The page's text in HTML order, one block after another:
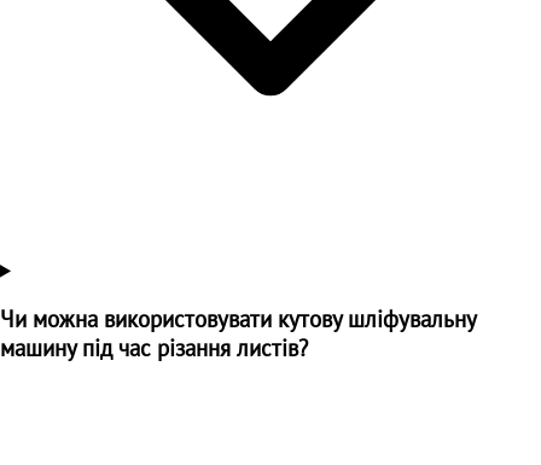
Чи можна використовувати кутову шліфувальну
машину під час різання листів?